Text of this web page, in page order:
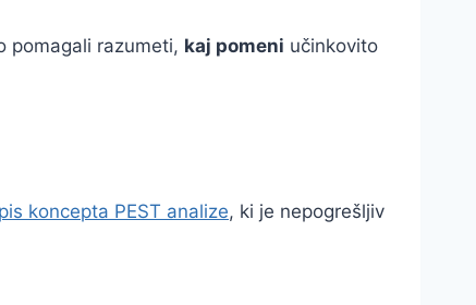
pomagali razumeti, kaj pomeni učinkovito
koncepta PEST analize, ki je nepogrešljiv